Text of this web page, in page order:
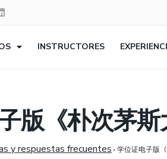
INSTRUCTORES
版《朴次茅
y respuestas frecuentes › 学位证电子版